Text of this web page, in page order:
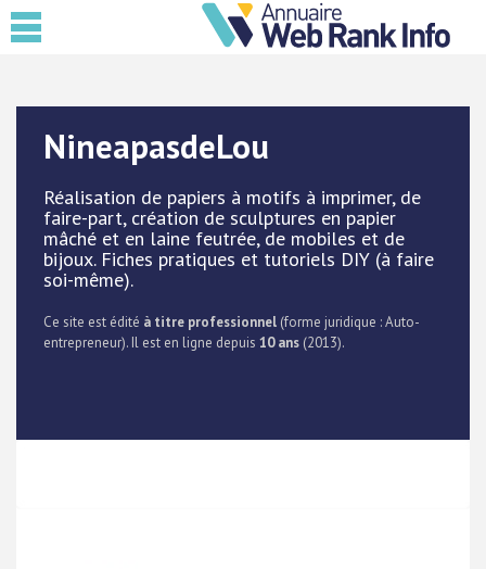
NineapasdeLou
Réalisation de papiers à motifs à imprimer, de
faire-part, création de sculptures en papier
mâché et en laine feutrée, de mobiles et de
bijoux. Fiches pratiques et tutoriels DIY (à faire
soi-même).
Ce site est édité à titre professionnel (forme juridique : Auto-
entrepreneur). Il est en ligne depuis 10 ans (2013).